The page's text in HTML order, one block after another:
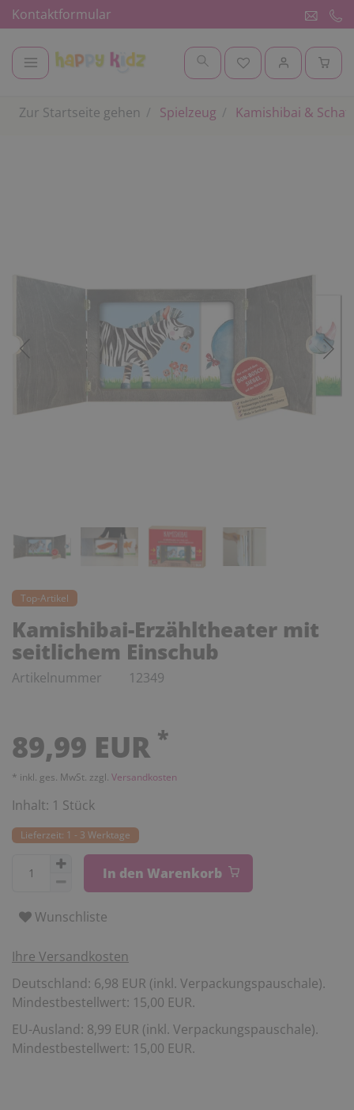
Kontaktformular
Zur Startseite gehen Spielzeug Kamishibai &
Top-Artikel
Kamishibai-Erzähltheater mit
seitlichem Einschub
Artikelnummer 12349
89,99 EUR *
* inkl. ges. MwSt. zzgl. Versandkosten
Inhalt: 1 Stück
Lieferzeit: 1 - 3 Werktage
In den Warenkorb
Wunschliste
Ihre Versandkosten
Deutschland: 6,98 EUR (inkl. Verpackungspauschale).
Mindestbestellwert: 15,00 EUR.
EU-Ausland: 8,99 EUR (inkl. Verpackungspauschale).
Mindestbestellwert: 15,00 EUR.